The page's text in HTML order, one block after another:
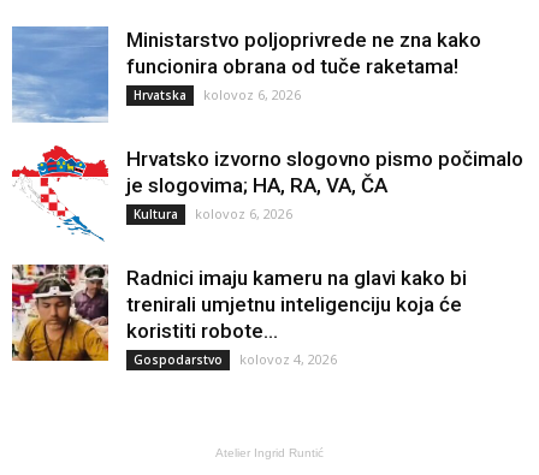
Ministarstvo poljoprivrede ne zna kako
funcionira obrana od tuče raketama!
Hrvatska kolovoz 6, 2026
Hrvatsko izvorno slogovno pismo počimalo
je slogovima; HA, RA, VA, ČA
Kultura kolovoz 6, 2026
Radnici imaju kameru na glavi kako bi
trenirali umjetnu inteligenciju koja će
koristiti robote...
Gospodarstvo kolovoz 4, 2026
Atelier Ingrid Runtić